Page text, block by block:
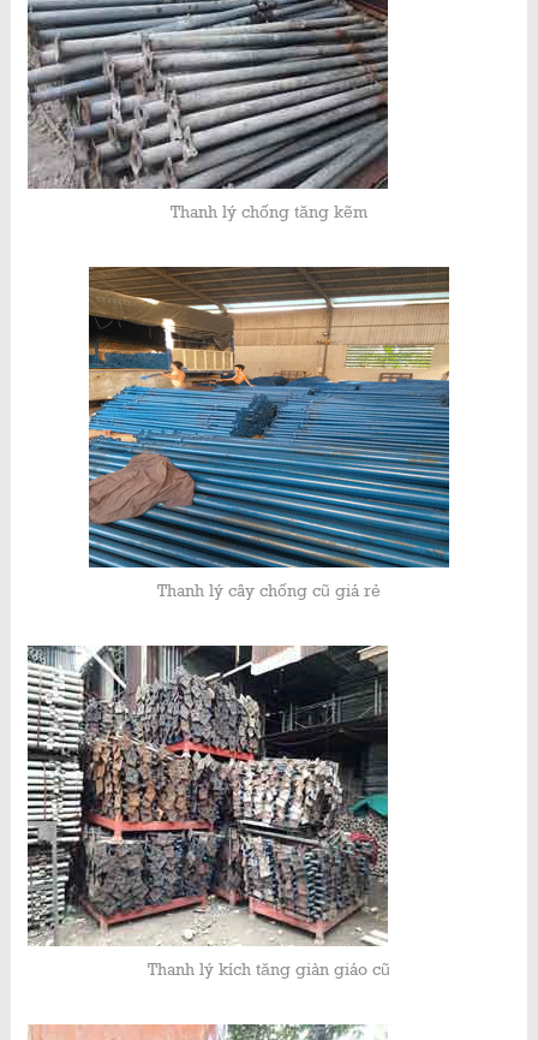
Thanh lý chống tăng kẽm
Thanh lý cây chống cũ giá rẻ
Thanh lý kích tăng giàn giáo cũ